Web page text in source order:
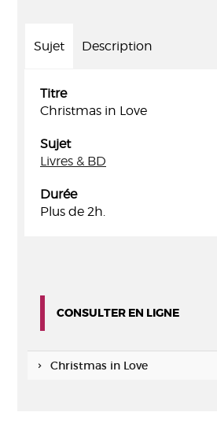
Sujet Description
Titre
Christmas in Love
Sujet
Livres & BD
Durée
Plus de 2h.
CONSULTER EN LIGNE
Christmas in Love